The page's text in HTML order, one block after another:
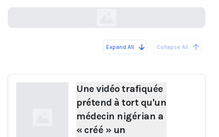
Expand All Collapse All
Une vidéo trafiquée
prétend à tort qu'un
médecin nigérian a
« créé » un